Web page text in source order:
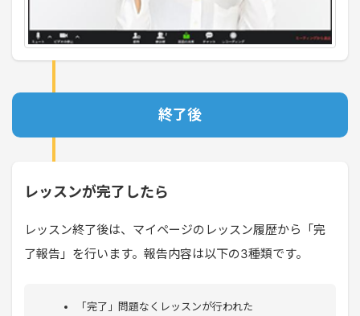
終了後
レッスンが完了したら
レッスン終了後は、マイページのレッスン履歴から「完
了報告」を行います。報告内容は以下の3種類です。
「完了」問題なくレッスンが行われた